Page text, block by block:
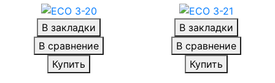
В закладки
В сравнение
Купить
В закладки
В сравнение
Купить